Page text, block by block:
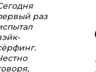
раз